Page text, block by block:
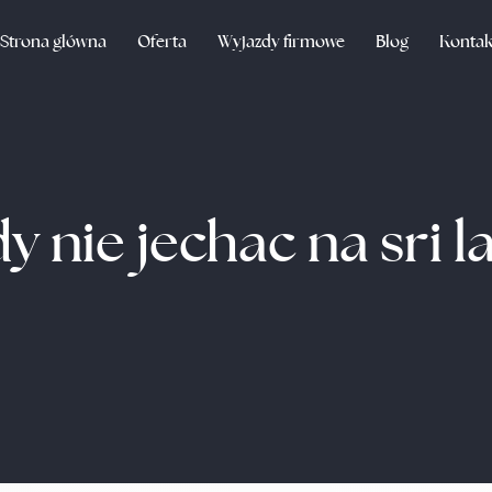
Strona główna Oferta Wyjazdy firmowe Blog
nie jechac na sri